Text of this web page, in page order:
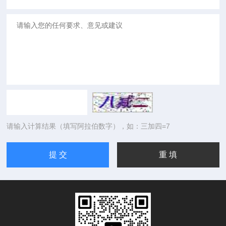
请输入计算结果（填写阿拉伯数字），如：三加四=7